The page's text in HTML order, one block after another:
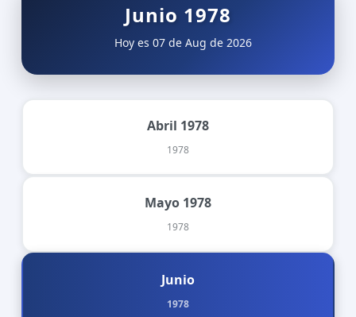
Junio 1978
Hoy es 07 de Aug de 2026
Abril 1978
1978
Mayo 1978
1978
Junio
1978